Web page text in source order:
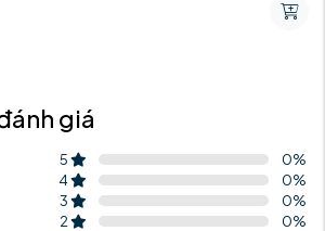
giá
5 0%
4
0%
3
0%
2
0%